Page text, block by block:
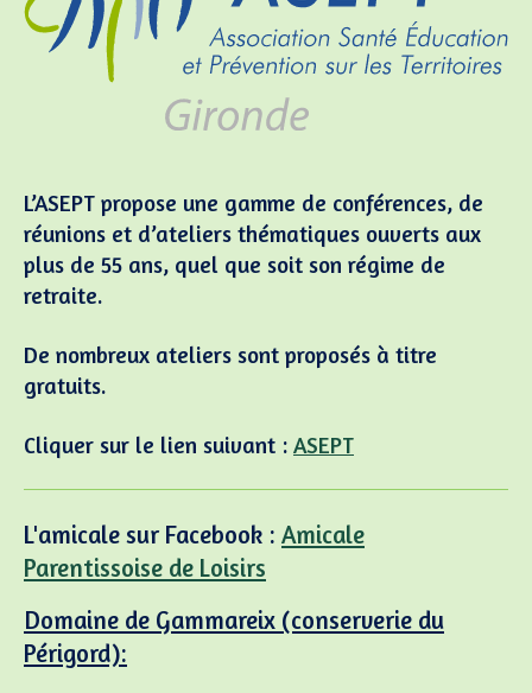
L’ASEPT propose une gamme de conférences, de
réunions et d’ateliers thématiques ouverts aux
plus de 55 ans, quel que soit son régime de
retraite.
De nombreux ateliers sont proposés à titre
gratuits.
Cliquer sur le lien suivant : ASEPT
L'amicale sur Facebook : Amicale
Parentissoise de Loisirs
Domaine de Gammareix (conserverie du
Périgord):